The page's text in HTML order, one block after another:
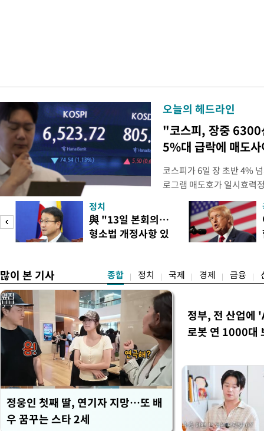
오늘의 헤드라인
"코스피, 장중 6300
5%대 급락에 매도사
코스피가 6일 장 초반 4%
로그램 매도호가 일시효력
한국거래소는 이날 오전
했다고 밝혔다. 발동 당시
대비 5.12% 급락한 987.24
스피200을 기초자산으로
정치
與 "13일 본회의…
형소법 개정사항 있
많이 본 기사 종합 정치 국제 경제 금융
정웅인 첫째 딸, 연기자 지망…또 배
우 꿈꾸는 스타 2세
정부, 전 산업
로봇 연 1000대